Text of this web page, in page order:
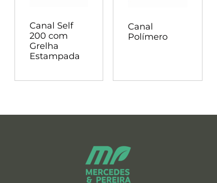
Canal Self
200 com
Grelha
Estampada
Canal
Polímero